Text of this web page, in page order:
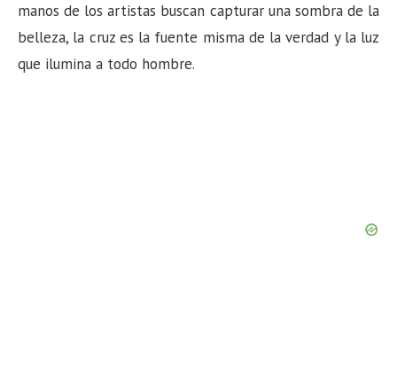
manos de los artistas buscan capturar una sombra de la
belleza, la cruz es la fuente misma de la verdad y la luz
que ilumina a todo hombre.